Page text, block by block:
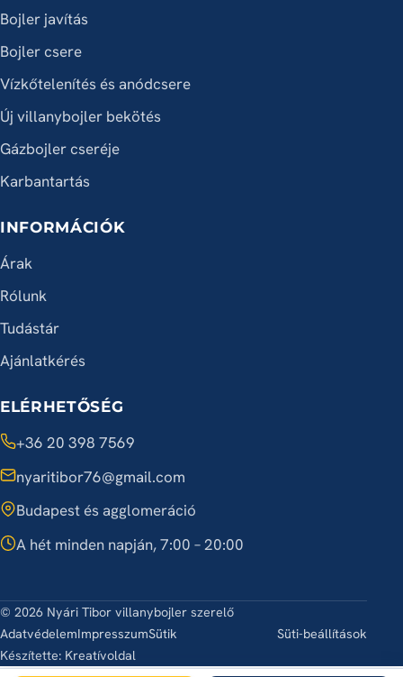
Bojler javítás
Bojler csere
Vízkőtelenítés és anódcsere
Új villanybojler bekötés
Gázbojler cseréje
Karbantartás
INFORMÁCIÓK
Árak
Rólunk
Tudástár
Ajánlatkérés
ELÉRHETŐSÉG
+36 20 398 7569
nyaritibor76@gmail.com
Budapest és agglomeráció
A hét minden napján, 7:00 – 20:00
© 2026 Nyári Tibor villanybojler szerelő
AdatvédelemImpresszumSütik
Süti-beállítások
Készítette: Kreatívoldal